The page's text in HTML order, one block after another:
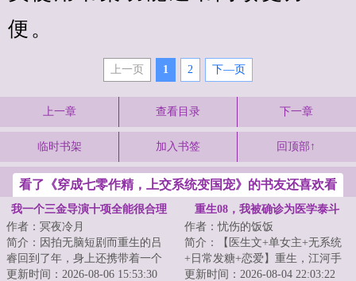
便。
上一页 1 2 下—页
上一章 查看目录 下一章
临时书架 加入书签 回顶部↑
看了《穿成七零作精，上交系统变国宠》的书友还喜欢看
我一个三金导演十项全能很合理
作者：冥夜冷月
简介：因拍无脑短剧而重生的吕
睿回到了年，身上还携带着一个
【十项全能大导演】系统！目
更新时间：2026-08-06 15:53:30
重生08，我被确诊为医学泰斗
作者：忧伤的饭饭
简介：【医生文+单女主+无系统
+日常发糖+恋爱】重生，江河手
握领先二十年的医学技术。那一
更新时间：2026-08-04 22:03:22